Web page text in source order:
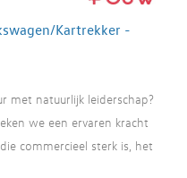
Kartrekker -
met natuurlijk leiderschap?
we een ervaren kracht
commercieel sterk is, het